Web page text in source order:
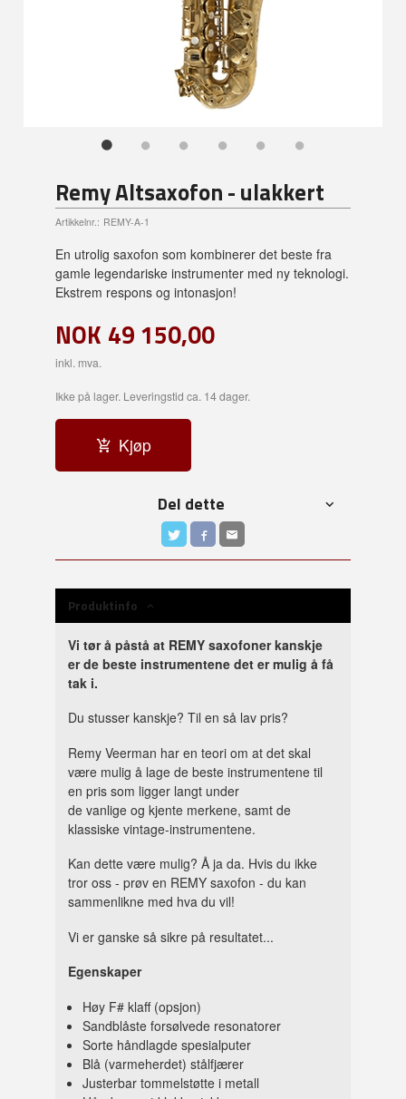
Remy Altsaxofon - ulakkert
Artikkelnr.: REMY-A-1
En utrolig saxofon som kombinerer det beste fra
gamle legendariske instrumenter med ny teknologi.
Ekstrem respons og intonasjon!
NOK 49 150,00
inkl. mva.
Ikke på lager. Leveringstid ca. 14 dager.
Kjøp
Del dette
Produktinfo
Vi tør å påstå at REMY saxofoner kanskje
er de beste instrumentene det er mulig å få
tak i.
Du stusser kanskje? Til en så lav pris?
Remy Veerman har en teori om at det skal
være mulig å lage de beste instrumentene til
en pris som ligger langt under
de vanlige og kjente merkene, samt de
klassiske vintage-instrumentene.
Kan dette være mulig? Å ja da. Hvis du ikke
tror oss - prøv en REMY saxofon - du kan
sammenlikne med hva du vil!
Vi er ganske så sikre på resultatet...
Egenskaper
Høy F# klaff (opsjon)
Sandblåste forsølvede resonatorer
Sorte håndlagde spesialputer
Blå (varmeherdet) stålfjærer
Justerbar tommelstøtte i metall